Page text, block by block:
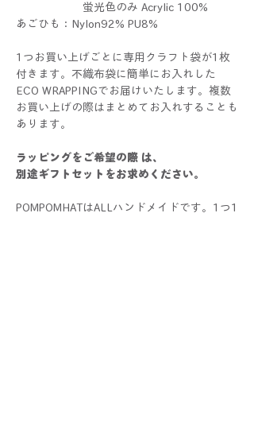
蛍光色のみ Acrylic 100%
あごひも：Nylon92% PU8%
1つお買い上げごとに専用クラフト袋が1枚
付きます。不織布袋に簡単にお入れした
ECO WRAPPINGでお届けいたします。複数
お買い上げの際はまとめてお入れすることも
あります。
ラッピングをご希望の際 は、
別途ギフトセットをお求めください。
POMPOMHATはALLハンドメイドです。1つ1